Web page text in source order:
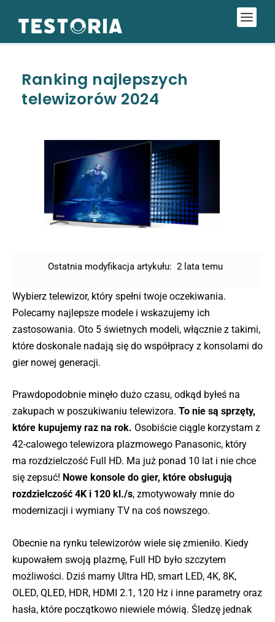
Ranking najlepszych
telewizorów 2024
Ostatnia modyfikacja artykułu: 2 lata temu
Wybierz telewizor, który spełni twoje oczekiwania.
Polecamy najlepsze modele i wskazujemy ich
zastosowania. Oto 5 świetnych modeli, włącznie z takimi,
które doskonale nadają się do współpracy z konsolami do
gier nowej generacji.
Prawdopodobnie minęło dużo czasu, odkąd byłeś na
zakupach w poszukiwaniu telewizora. To nie są sprzęty,
które kupujemy raz na rok. Osobiście ciągle korzystam z
42-calowego telewizora plazmowego Panasonic, który
ma rozdzielczość Full HD. Ma już ponad 10 lat i nie chce
się zepsuć! Nowe konsole do gier, które obsługują
rozdzielczość 4K i 120 kl./s, zmotywowały mnie do
modernizacji i wymiany TV na coś nowszego.
Obecnie na rynku telewizorów wiele się zmieniło. Kiedy
kupowałem swoją plazmę, Full HD było szczytem
możliwości. Dziś mamy Ultra HD, smart LED, 4K, 8K,
OLED, QLED, HDR, HDMI 2.1, 120 Hz i inne parametry oraz
hasła, które początkowo niewiele mówią. Śledzę jednak